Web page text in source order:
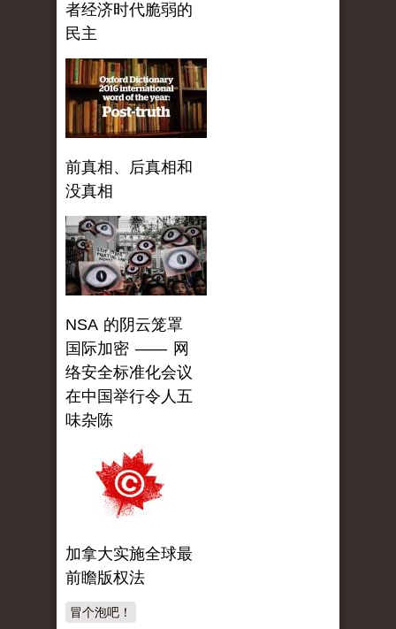
者经济时代脆弱的
民主
前真相、后真相和
没真相
NSA 的阴云笼罩
国际加密 —— 网
络安全标准化会议
在中国举行令人五
味杂陈
加拿大实施全球最
前瞻版权法
冒个泡吧！